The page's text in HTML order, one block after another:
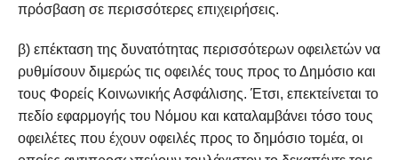
πρόσβαση σε περισσότερες επιχειρήσεις.
β) επέκταση της δυνατότητας περισσότερων οφειλετών να
ρυθμίσουν διμερώς τις οφειλές τους προς το Δημόσιο και
τους Φορείς Κοινωνικής Ασφάλισης. Έτσι, επεκτείνεται το
πεδίο εφαρμογής του Νόμου και καταλαμβάνει τόσο τους
οφειλέτες που έχουν οφειλές προς το δημόσιο τομέα, οι